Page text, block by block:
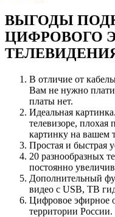
ВЫГОДЫ
ЦИФРОВОГО
В отличие от
Вам не нужно
платы нет.
Идеальная
телевизоре, плохая
картинку на вашем
Простая и быстрая
20 разнообразных
постоянно
Дополнительный
видео с USB, ТВ
Цифровое эфирное
территории России.